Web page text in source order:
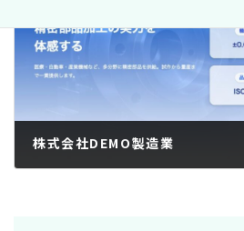
株式会社DEMO製造業
2025年12月8日